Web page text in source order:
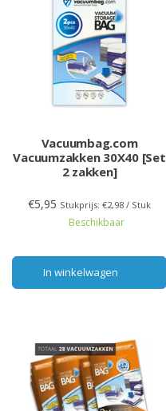
Vacuumbag.com
Vacuumzakken 30X40 [Set
2 zakken]
€5,95 Stukprijs: €2,98 / Stuk
Beschikbaar
In winkelwagen